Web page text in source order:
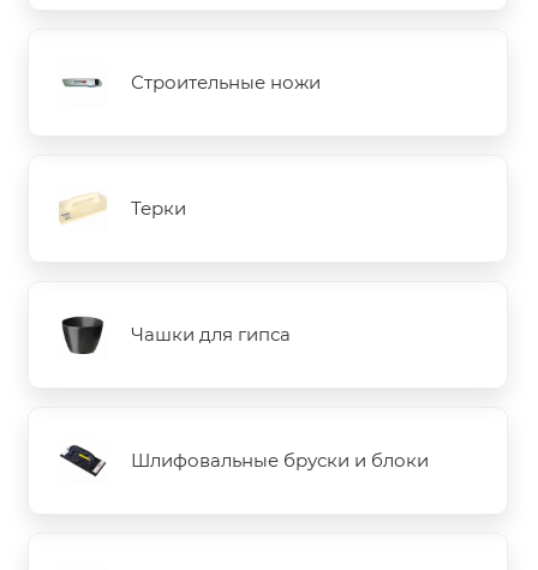
Строительные ножи
Терки
Чашки для гипса
Шлифовальные бруски и блоки